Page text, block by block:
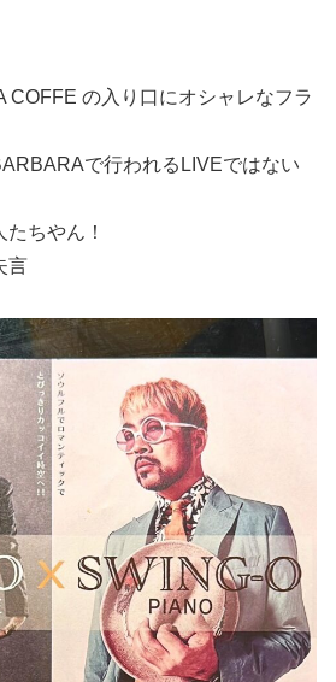
COFFE の入り口にオシャレなフラ
で行われるLIVEではない
ちやん！
言